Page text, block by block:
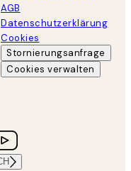
AGB
Datenschutzerklärung
Cookies
Stornierungsanfrage
Cookies verwalten